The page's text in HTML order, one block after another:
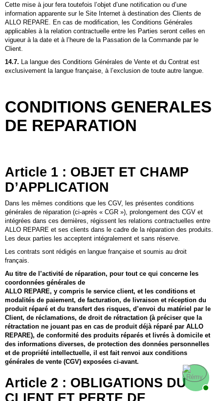
Cette mise à jour fera toutefois l’objet d’une notification ou d’une
information apparente sur le Site Internet à destination des Clients de
ALLO REPARE. En cas de modification, les Conditions Générales
applicables à la relation contractuelle entre les Parties seront celles en
vigueur à la date et à l’heure de la Passation de la Commande par le
Client.
14.7. La langue des Conditions Générales de Vente et du Contrat est
exclusivement la langue française, à l’exclusion de toute autre langue.
CONDITIONS GENERALES
DE REPARATION
Article 1 : OBJET ET CHAMP
D’APPLICATION
Dans les mêmes conditions que les CGV, les présentes conditions
générales de réparation (ci-après « CGR »), prolongement des CGV et
intégrées dans ces dernières, régissent les relations contractuelles entre
ALLO REPARE et ses clients dans le cadre de la réparation des produits.
Les deux parties les acceptent intégralement et sans réserve.
Les contrats sont rédigés en langue française et soumis au droit
français.
Au titre de l’activité de réparation, pour tout ce qui concerne les
coordonnées générales de
ALLO REPARE, y compris le service client, et les conditions et
modalités de paiement, de facturation, de livraison et réception du
produit réparé et du transfert des risques, d’envoi du matériel par le
Client, de réclamations, de droit de rétractation (à préciser que la
rétractation ne jouant pas en cas de produit déjà réparé par ALLO
REPARE), de conformité des produits réparés et livrés à domicile et
des informations diverses, de protection des données personnelles
et de propriété intellectuelle, il est fait renvoi aux conditions
générales de vente (CGV) exposées ci-avant.
Article 2 : OBLIGATIONS DU
CLIENT ET PERTE DE